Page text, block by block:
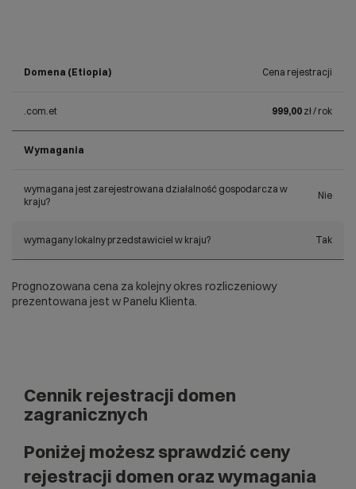
Domena (Etiopia) Cena rejestracji
.com.et 999,00 zł / rok
Wymagania
wymagana jest zarejestrowana działalność gospodarcza w
kraju?
Nie
wymagany lokalny przedstawiciel w kraju? Tak
Prognozowana cena za kolejny okres rozliczeniowy
prezentowana jest w Panelu Klienta.
Cennik rejestracji domen
zagranicznych
Poniżej możesz sprawdzić ceny
rejestracji domen oraz wymagania